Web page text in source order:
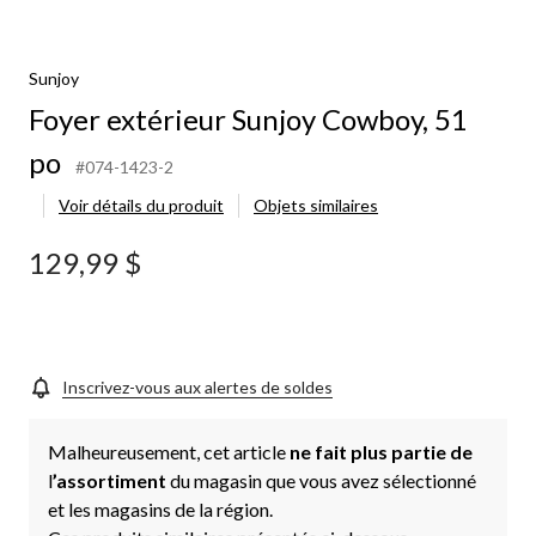
Sunjoy
Foyer extérieur Sunjoy Cowboy, 51
po
#074-1423-2
Voir détails du produit
Objets similaires
129,99 $
Inscrivez-vous aux alertes de soldes
Malheureusement, cet article ne fait plus partie de
l’assortiment du magasin que vous avez sélectionné
et les magasins de la région.